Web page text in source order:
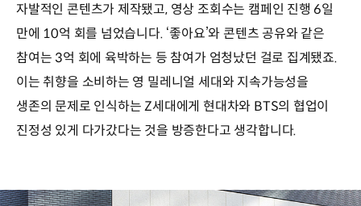
자발적인 콘텐츠가 제작됐고, 영상 조회수는 캠페인 진행 6일
만에 10억 회를 넘었습니다. ‘좋아요’와 콘텐츠 공유와 같은
참여는 3억 회에 육박하는 등 참여가 엄청났던 걸로 집계됐죠.
이는 취향을 소비하는 영 밀레니얼 세대와 지속가능성을
생존의 문제로 인식하는 Z세대에게 현대차와 BTS의 협업이
진정성 있게 다가갔다는 것을 방증한다고 생각합니다.